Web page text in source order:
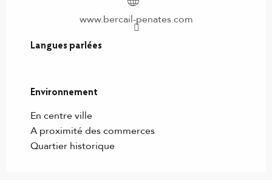
www.bercail-penates.com
Langues parlées
Langues parlées
Environnement
Environnement
En centre ville
A proximité des commerces
Quartier historique